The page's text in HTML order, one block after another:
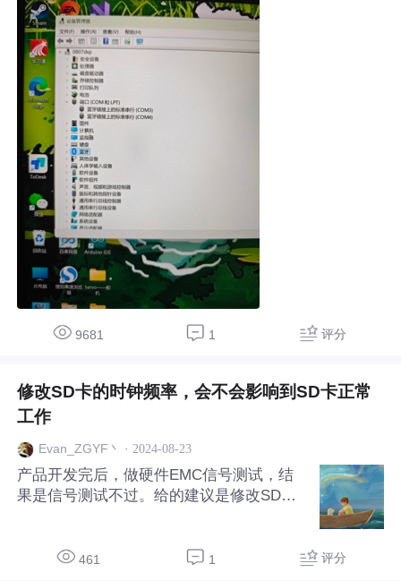
9681 1 评分
修改SD卡的时钟频率，会不会影响到SD卡正常
工作
Evan_ZGYF丶 · 2024-08-23
产品开发完后，做硬件EMC信号测试，结
果是信号测试不过。给的建议是修改SD卡
后，EMC测试能过。 但是实际测试发现，
461 1 评分